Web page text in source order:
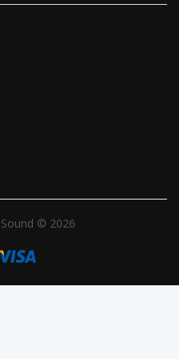
Sound © 2026